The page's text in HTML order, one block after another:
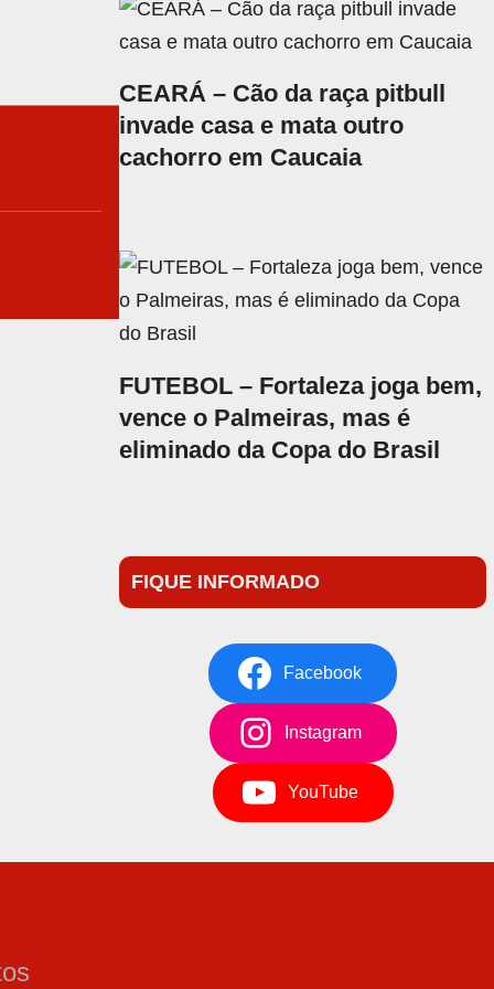
CEARÁ – Cão da raça pitbull
invade casa e mata outro
cachorro em Caucaia
FUTEBOL – Fortaleza joga bem,
vence o Palmeiras, mas é
eliminado da Copa do Brasil
FIQUE INFORMADO
Facebook
Instagram
YouTube